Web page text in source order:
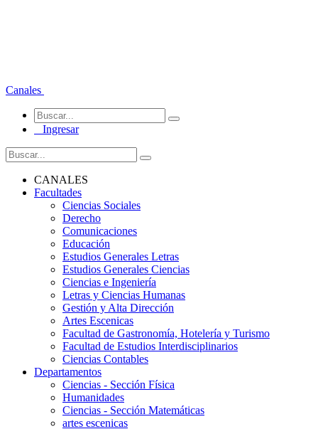
Canales
Ingresar
CANALES
Facultades
Ciencias Sociales
Derecho
Comunicaciones
Educación
Estudios Generales Letras
Estudios Generales Ciencias
Ciencias e Ingeniería
Letras y Ciencias Humanas
Gestión y Alta Dirección
Artes Escenicas
Facultad de Gastronomía, Hotelería y Turismo
Facultad de Estudios Interdisciplinarios
Ciencias Contables
Departamentos
Ciencias - Sección Física
Humanidades
Ciencias - Sección Matemáticas
artes escenicas